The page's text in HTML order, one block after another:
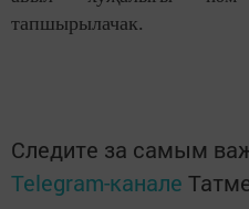
тапшырылачак.
Следите за самым
Telegram-канале